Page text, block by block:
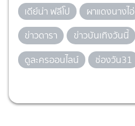
เดีย์น่า ฟลีโป ผาแดงนางไอ่
ข่าวดารา
ข่าวบันเทิงวันนี้
ดูละครออนไลน์
ช่องวัน31